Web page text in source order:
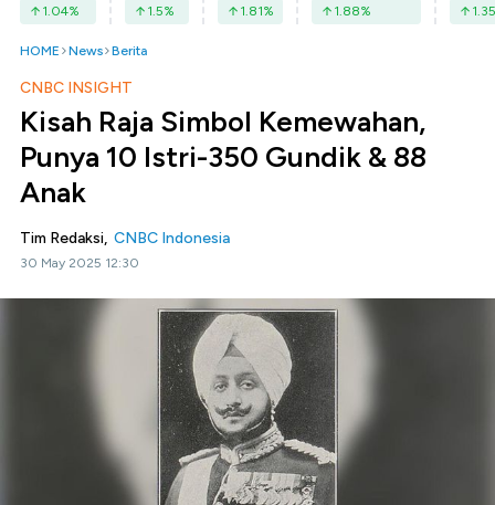
1.04% 1.5% 1.81% 1.88% 1.35
HOME News Berita
CNBC INSIGHT
Kisah Raja Simbol Kemewahan,
Punya 10 Istri-350 Gundik & 88
Anak
Tim Redaksi, CNBC Indonesia
30 May 2025 12:30